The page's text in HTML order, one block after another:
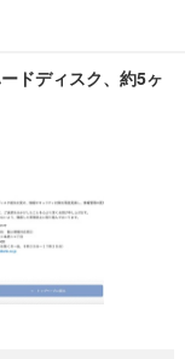
ドディスク、約5ヶ